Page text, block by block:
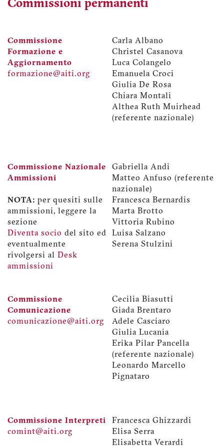
Commissioni permanenti
Commissione
Formazione e
Aggiornamento
formazione@aiti.org
Carla Albano
Christel Casanova
Luca Colangelo
Emanuela Croci
Giulia De Rosa
Chiara Montali
Althea Ruth Muirhead
(referente nazionale)
Commissione Nazionale
Ammissioni
NOTA: per quesiti sulle
ammissioni, leggere la
sezione
Diventa socio del sito ed
eventualmente
rivolgersi al Desk
ammissioni
Gabriella Andi
Matteo Anfuso (referente
nazionale)
Francesca Bernardis
Marta Brotto
Vittoria Rubino
Luisa Salzano
Serena Stulzini
Commissione
Comunicazione
comunicazione@aiti.org
Cecilia Biasutti
Giada Brentaro
Adele Casciaro
Giulia Lucania
Erika Pilar Pancella
(referente nazionale)
Leonardo Marcello
Pignataro
Commissione Interpreti
comint@aiti.org
Francesca Ghizzardi
Elisa Serra
Elisabetta Verardi